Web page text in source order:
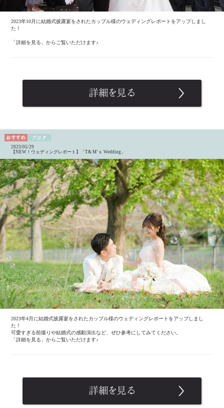
2023年10月に結婚式披露宴をされたカップル様のウェディングレポートをアップしまし
た！
「詳細を見る」からご覧いただけます♪
2023/05/29
【NEW！ウェディングレポート】「T& M’ｓ Wedding」
2023年4月に結婚式披露宴をされたカップル様のウェディングレポートをアップしまし
た！
可愛すぎる前撮りや結婚式の感動演出など、ぜひ参考にしてみてください。
「詳細を見る」からご覧いただけます♪